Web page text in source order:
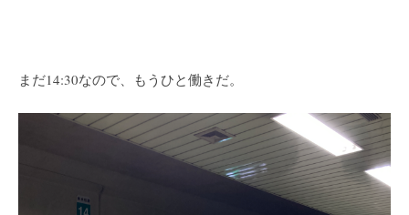
まだ14:30なので、もうひと働きだ。